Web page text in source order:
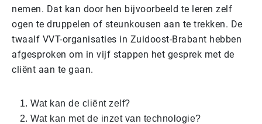
nemen. Dat kan door hen bijvoorbeeld te leren zelf
ogen te druppelen of steunkousen aan te trekken. De
twaalf VVT-organisaties in Zuidoost-Brabant hebben
afgesproken om in vijf stappen het gesprek met de
cliënt aan te gaan.
Wat kan de cliënt zelf?
Wat kan met de inzet van technologie?